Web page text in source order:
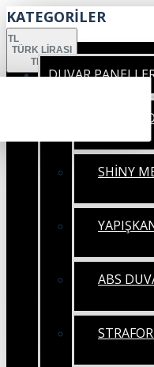
KATEGORİLER
TL
TÜRK LIRASI
TRY
DUVAR
SHİNY
ABS